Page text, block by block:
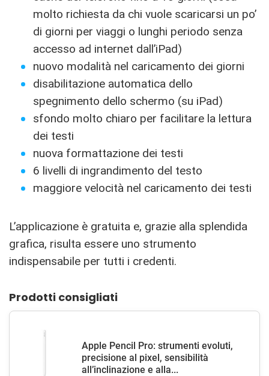
molto richiesta da chi vuole scaricarsi un po’
di giorni per viaggi o lunghi periodo senza
accesso ad internet dall’iPad)
nuovo modalità nel caricamento dei giorni
disabilitazione automatica dello
spegnimento dello schermo (su iPad)
sfondo molto chiaro per facilitare la lettura
dei testi
nuova formattazione dei testi
6 livelli di ingrandimento del testo
maggiore velocità nel caricamento dei testi
L’applicazione è gratuita e, grazie alla splendida
grafica, risulta essere uno strumento
indispensabile per tutti i credenti.
Prodotti consigliati
Apple Pencil Pro: strumenti evoluti,
precisione al pixel, sensibilità
all’inclinazione e alla...